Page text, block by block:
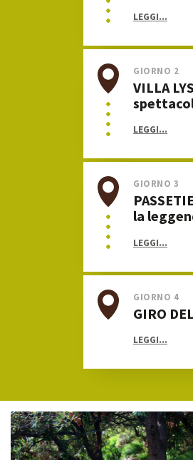
LEGGI...
GIORNO 2
VILLA
LEGGI...
GIORNO 3
la
LEGGI...
GIORNO 4
GIRO
LEGGI...